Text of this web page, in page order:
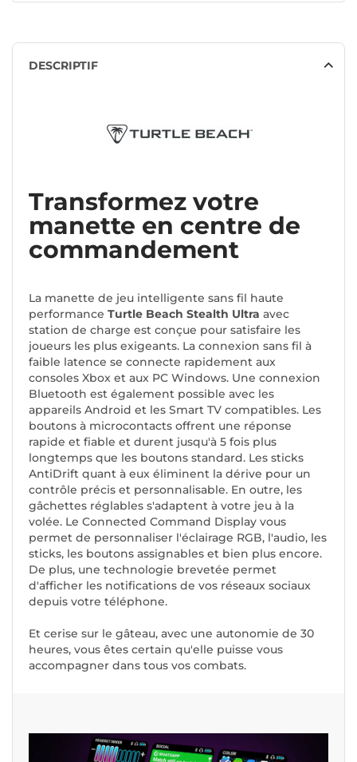
DESCRIPTIF
Transformez votre
manette en centre de
commandement
La manette de jeu intelligente sans fil haute
performance Turtle Beach Stealth Ultra avec
station de charge est conçue pour satisfaire les
joueurs les plus exigeants. La connexion sans fil à
faible latence se connecte rapidement aux
consoles Xbox et aux PC Windows. Une connexion
Bluetooth est également possible avec les
appareils Android et les Smart TV compatibles. Les
boutons à microcontacts offrent une réponse
rapide et fiable et durent jusqu'à 5 fois plus
longtemps que les boutons standard. Les sticks
AntiDrift quant à eux éliminent la dérive pour un
contrôle précis et personnalisable. En outre, les
gâchettes réglables s'adaptent à votre jeu à la
volée. Le Connected Command Display vous
permet de personnaliser l'éclairage RGB, l'audio, les
sticks, les boutons assignables et bien plus encore.
De plus, une technologie brevetée permet
d'afficher les notifications de vos réseaux sociaux
depuis votre téléphone.
Et cerise sur le gâteau, avec une autonomie de 30
heures, vous êtes certain qu'elle puisse vous
accompagner dans tous vos combats.